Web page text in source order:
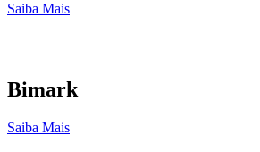
Saiba Mais
Bimark
Saiba Mais